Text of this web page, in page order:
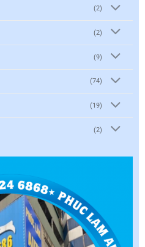
(2)
(2)
(9)
(74)
(19)
(2)